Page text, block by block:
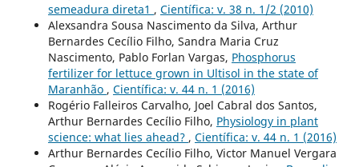
semeadura direta1 , Científica: v. 38 n. 1/2 (2010)
Alexsandra Sousa Nascimento da Silva, Arthur
Bernardes Cecílio Filho, Sandra Maria Cruz
Nascimento, Pablo Forlan Vargas, Phosphorus
fertilizer for lettuce grown in Ultisol in the state of
Maranhão , Científica: v. 44 n. 1 (2016)
Rogério Falleiros Carvalho, Joel Cabral dos Santos,
Arthur Bernardes Cecílio Filho, Physiology in plant
science: what lies ahead? , Científica: v. 44 n. 1 (2016)
Arthur Bernardes Cecílio Filho, Victor Manuel Vergara